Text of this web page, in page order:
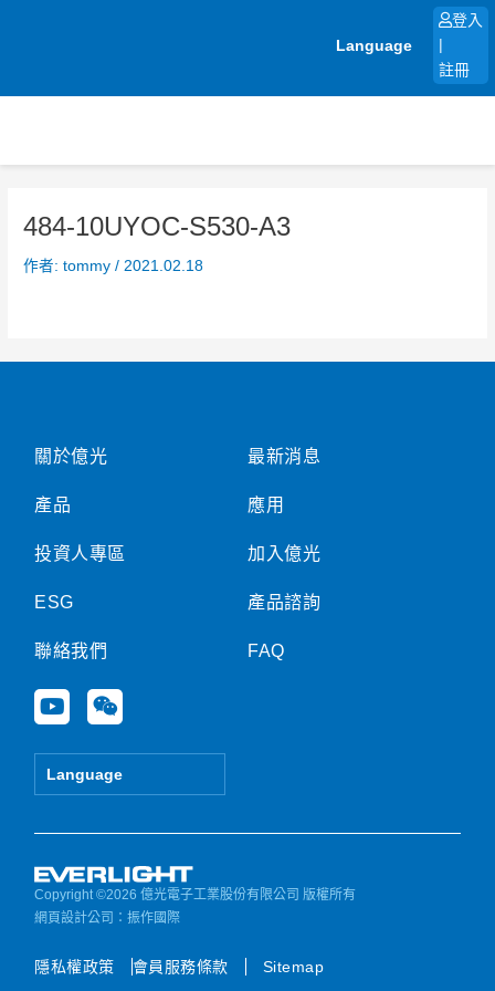
Language
登入
註冊
484-10UYOC-S530-A3
作者:tommy/ 2021.02.18
關於億光
產品
投資人專區
ESG
聯絡我們
Y
o
u
e
W
e
i
Language
最新消息
應用
加入億光
產品諮詢
FAQ
Copyright ©2026 億光電子工業股份有限公司 版權所有
網頁設計公司 ：振作國際
隱私權政策 會員服務條款 Sitemap